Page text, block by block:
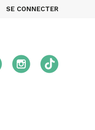
SE CONNECTER